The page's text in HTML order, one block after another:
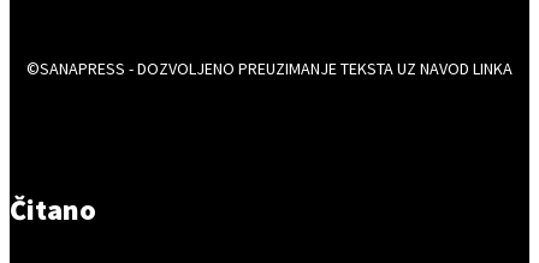
©SANAPRESS - DOZVOLJENO PREUZIMANJE TEKSTA UZ NAVOD LINKA
Čitano